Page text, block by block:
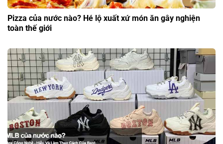
Pizza của nước nào? Hé lộ xuất xứ món ăn gây nghiện
toàn thế giới